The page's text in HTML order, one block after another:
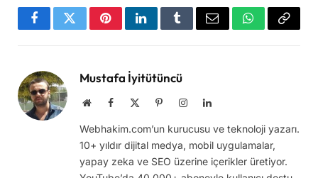
FacebookTwitterPinterestLinkedInTumblrEmail WhatsApp
Copy
Mustafa İyitütüncü
WebsiteFacebook PinterestInstagramLinkedIn
Webhakim.com’un kurucusu ve teknoloji yazarı.
10+ yıldır dijital medya, mobil uygulamalar,
yapay zeka ve SEO üzerine içerikler üretiyor.